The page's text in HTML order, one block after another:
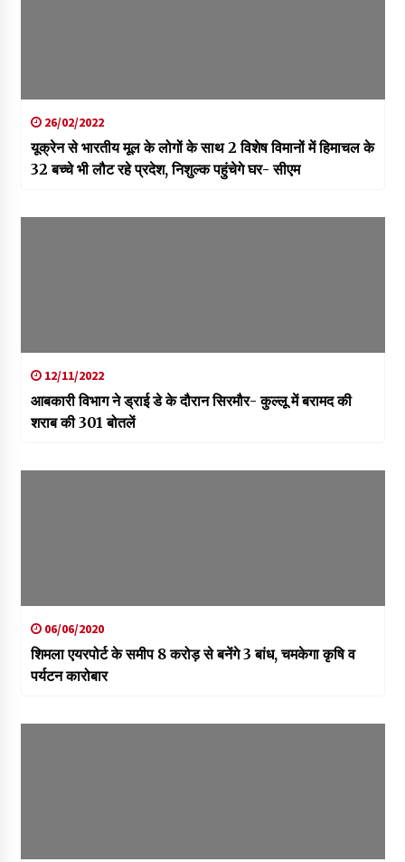
26/02/2022
यूक्रेन से भारतीय मूल के लोगों के साथ 2 विशेष विमानों में हिमाचल के
32 बच्चे भी लौट रहे प्रदेश, निशुल्क पहुंचेगे घर- सीएम
12/11/2022
आबकारी विभाग ने ड्राई डे के दौरान सिरमौर- कुल्लू में बरामद की
शराब की 301 बोतलें
06/06/2020
शिमला एयरपोर्ट के समीप 8 करोड़ से बनेंगे 3 बांध, चमकेगा कृषि व
पर्यटन कारोबार